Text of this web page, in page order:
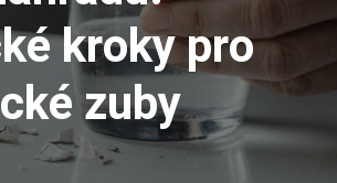
kroky pro
zuby